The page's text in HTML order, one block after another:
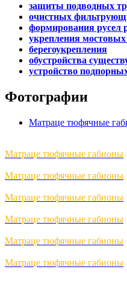
защиты подводных
очистных
формирования русел
укрепления
берегоукрепления
обустройства
устройство
Фотографии
Матраце тюфячные
Матраце тюфячные габионы
Матраце тюфячные габионы
Матраце тюфячные габионы
Матраце тюфячные габионы
Матраце тюфячные габионы
Матраце тюфячные габионы